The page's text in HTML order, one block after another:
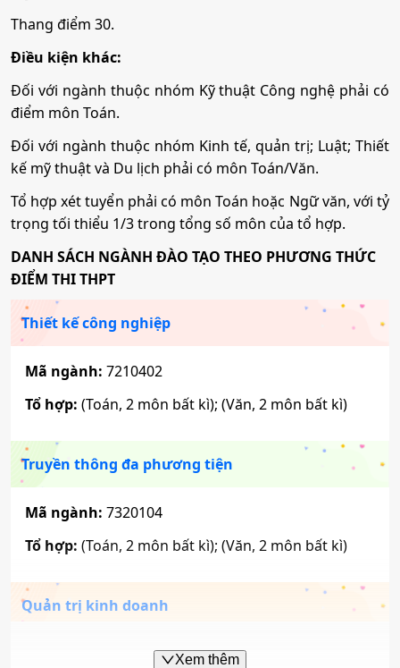
Thang điểm 30.
Điều kiện khác:
Đối với ngành thuộc nhóm Kỹ thuật Công nghệ phải có
điểm môn Toán.
Đối với ngành thuộc nhóm Kinh tế, quản trị; Luật; Thiết
kế mỹ thuật và Du lịch phải có môn Toán/Văn.
Tổ hợp xét tuyển phải có môn Toán hoặc Ngữ văn, với tỷ
trọng tối thiểu 1/3 trong tổng số môn của tổ hợp.
DANH SÁCH NGÀNH ĐÀO TẠO THEO PHƯƠNG THỨC
ĐIỂM THI THPT
Thiết kế công nghiệp
Mã ngành: 7210402
Tổ hợp: (Toán, 2 môn bất kì); (Văn, 2 môn bất kì)
Truyền thông đa phương tiện
Mã ngành: 7320104
Tổ hợp: (Toán, 2 môn bất kì); (Văn, 2 môn bất kì)
Quản trị kinh doanh
7340101 Xem thêm